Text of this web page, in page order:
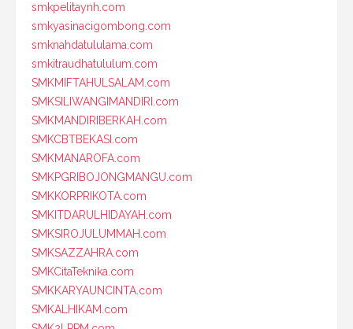
smkpelitaynh.com
smkyasinacigombong.com
smknahdatululama.com
smkitraudhatululum.com
SMKMIFTAHULSALAM.com
SMKSILIWANGIMANDIRI.com
SMKMANDIRIBERKAH.com
SMKCBTBEKASI.com
SMKMANAROFA.com
SMKPGRIBOJONGMANGU.com
SMKKORPRIKOTA.com
SMKITDARULHIDAYAH.com
SMKSIROJULUMMAH.com
SMKSAZZAHRA.com
SMKCitaTeknika.com
SMKKARYAUNCINTA.com
SMKALHIKAM.com